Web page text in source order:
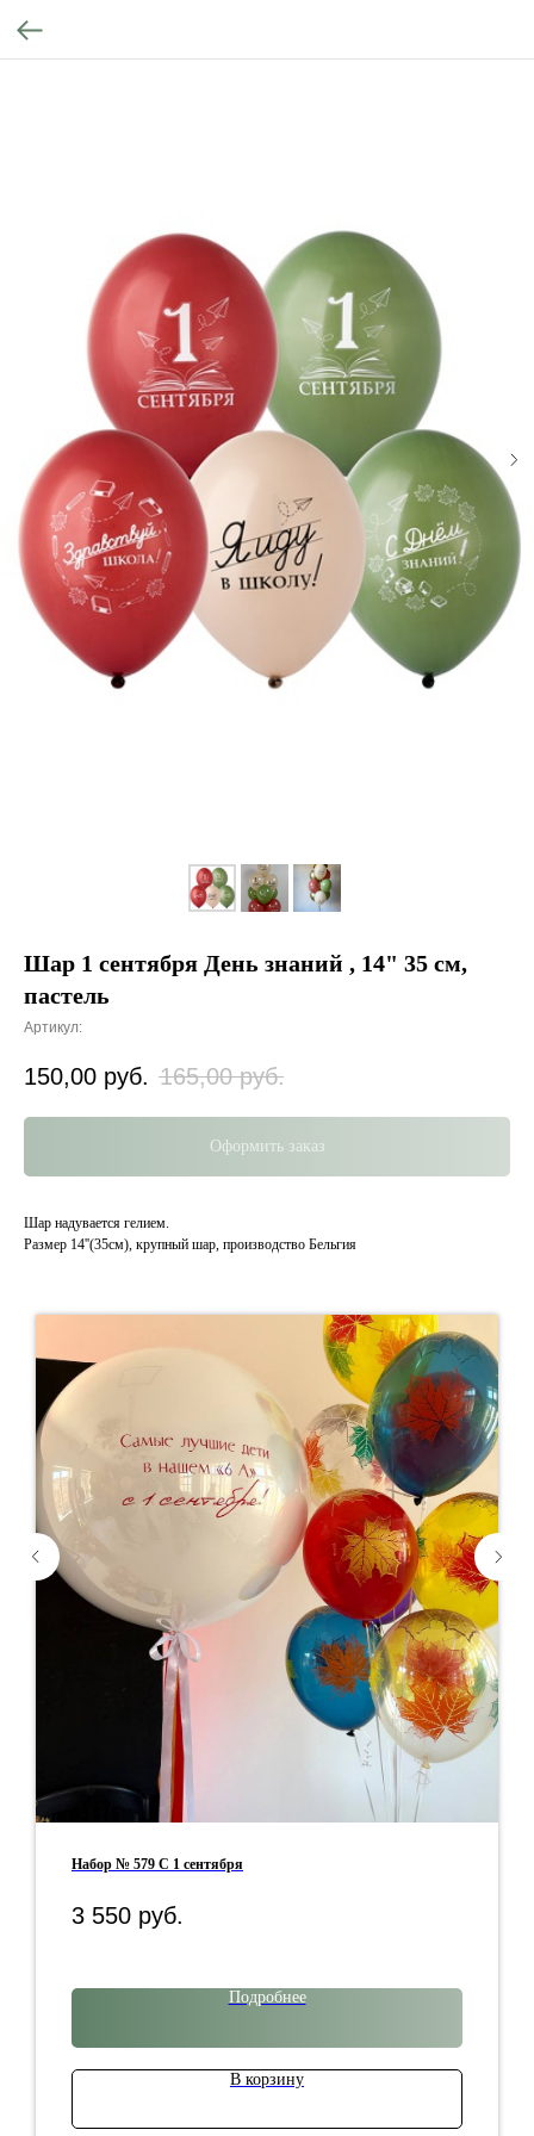
Шар 1 сентября День знаний , 14" 35 см,
пастель
Артикул:
150,00 руб. 165,00 руб.
Оформить заказ
Шар надувается гелием.
Размер 14''(35см), крупный шар, производство Бельгия
Набор № 579 С 1 сентября
3 550 руб.
Подробнее
В корзину